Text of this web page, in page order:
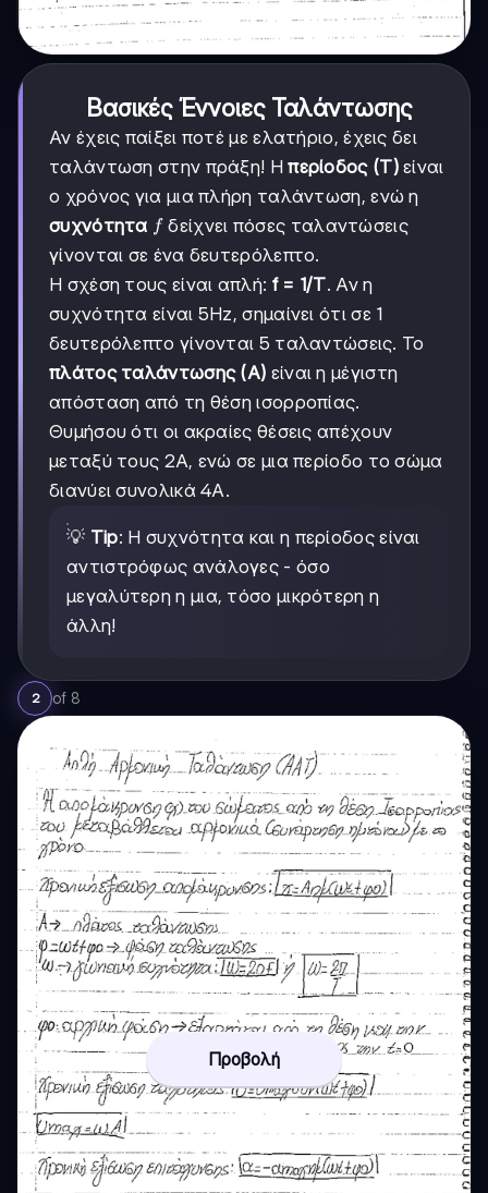
Βασικές Έννοιες Ταλάντωσης
Αν έχεις παίξει ποτέ με ελατήριο, έχεις δει
ταλάντωση στην πράξη! Ηπερίοδος (Τ)είναι
ο χρόνος για μια πλήρη ταλάντωση, ενώ η
συχνότητα ff δείχνει πόσες ταλαντώσεις
γίνονται σε ένα δευτερόλεπτο.
Η σχέση τους είναι απλή: f = 1/T. Αν η
συχνότητα είναι 5Hz, σημαίνει ότι σε 1
δευτερόλεπτο γίνονται 5 ταλαντώσεις. Το
πλάτος ταλάντωσης (Α) είναι η μέγιστη
απόσταση από τη θέση ισορροπίας.
Θυμήσου ότι οι ακραίες θέσεις απέχουν
μεταξύ τους 2Α, ενώ σε μια περίοδο το σώμα
διανύει συνολικά 4Α.
💡 Tip: Η συχνότητα και η περίοδος είναι
αντιστρόφως ανάλογες - όσο
μεγαλύτερη η μια, τόσο μικρότερη η
άλλη!
2 of 8
Προβολή